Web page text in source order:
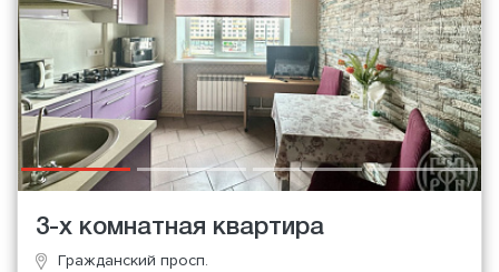
3-х комнатная квартира
Гражданский просп.